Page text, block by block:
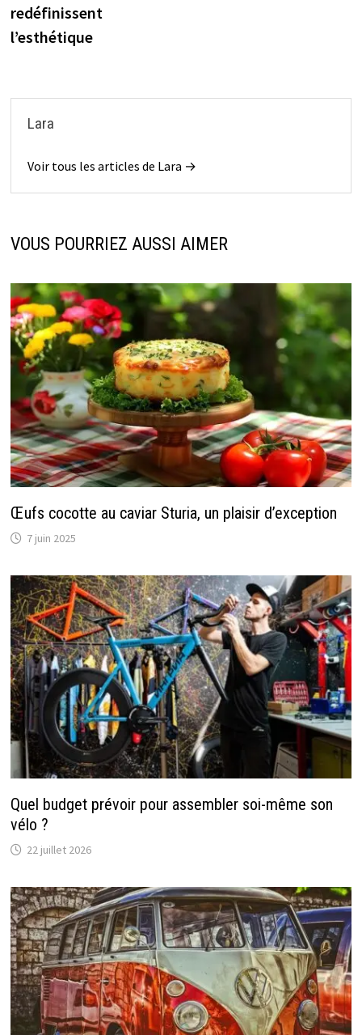
redéfinissent
l’esthétique
Lara
Voir tous les articles de Lara →
VOUS POURRIEZ AUSSI AIMER
Œufs cocotte au caviar Sturia, un plaisir d’exception
7 juin 2025
Quel budget prévoir pour assembler soi-même son
vélo ?
22 juillet 2026